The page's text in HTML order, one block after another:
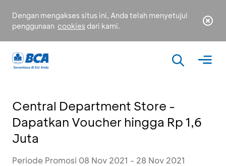
Dengan mengakses situs ini, Anda telah menyetujui
penggunaan cookies dari kami.
Central Department Store -
Dapatkan Voucher hingga Rp 1,6
Juta
Periode Promosi 08 Nov 2021 - 28 Nov 2021